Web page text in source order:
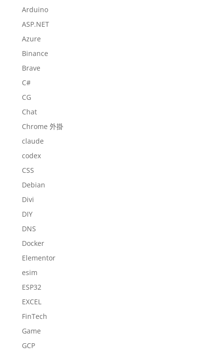
Arduino
ASP.NET
Azure
Binance
Brave
C#
CG
Chat
Chrome 外掛
claude
codex
CSS
Debian
Divi
DIY
DNS
Docker
Elementor
esim
ESP32
EXCEL
FinTech
Game
GCP